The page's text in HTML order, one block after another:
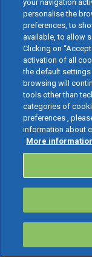
FINTECH
L’era del mobile
pagamenti del
Cosa sono il
funzionano e
pagamenti nel 2026.
15.07.2026|Redazione
your navigation
personalise the
preferences, to
available, to allow
Clicking on
activation of all
the default
browsing will
tools other than
categories of
preferences ,
information about
More